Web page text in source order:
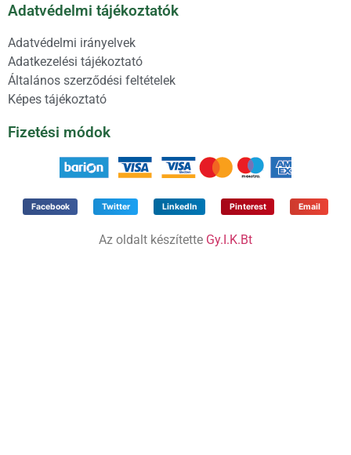
Adatvédelmi tájékoztatók
Adatvédelmi irányelvek
Adatkezelési tájékoztató
Általános szerződési feltételek
Képes tájékoztató
Fizetési módok
Facebook Twitter LinkedIn Pinterest Email
Az oldalt készítette Gy.I.K.Bt